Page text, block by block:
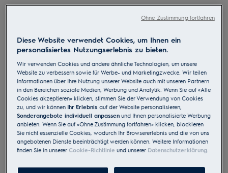
Zum Vergrössern tippen
DMGL8362AO
Abluft Combo 83 cm
4.5 (8)
EU Produkt Fiche
CHF 4’510.00
UVP inkl. MwSt CHF (exkl. vRB)
Diese Website verwendet Cookies, um Ihnen ein
personalisiertes Nutzungserlebnis zu bieten.
Wir verwenden Cookies und andere ähnliche Technologien, um unsere
Website zu verbessern sowie für Werbe- und Marketingzwecke. Wir teilen
Informationen über Ihre Nutzung unserer Website auch mit unseren Partnern
in den Bereichen soziale Medien, Werbung und Analytik. Wenn Sie auf «Alle
Cookies akzeptieren» klicken, stimmen Sie der Verwendung von Cookies
zu, und wir können Ihr Erlebnisauf der Website personalisieren,
Sonderangebote individuell anpassen und Ihnen personalisierte Werbung
anbieten. Wenn Sie auf «Ohne Zustimmung fortfahren» klicken, blockieren
Sie nicht essenzielle Cookies, wodurch Ihr Browsererlebnis und die von uns
angebotenen Dienste beeinträchtigt werden können. Weitere Informationen
finden Sie in unsererCookie-Richtlinie und unserer Datenschutzerklärung.
Ohne Zustimmung fortfahren